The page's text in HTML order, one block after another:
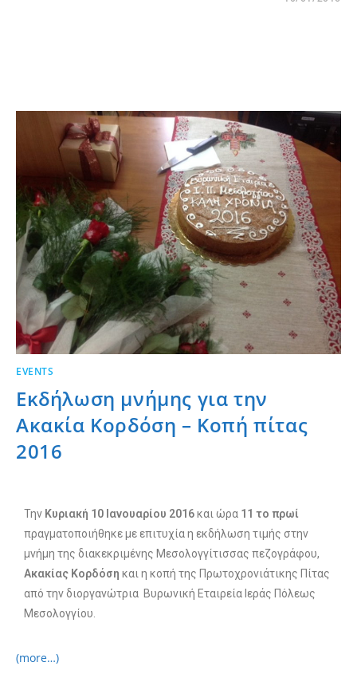
EVENTS
Εκδήλωση μνήμης για την
Ακακία Κορδόση – Κοπή πίτας
2016
Την Κυριακή 10 Ιανουαρίου 2016και ώρα 11 το πρωί
πραγματοποιήθηκε με επιτυχία η εκδήλωση τιμής στην
μνήμη της διακεκριμένης Μεσολογγίτισσας πεζογράφου,
Ακακίας Κορδόση και η κοπή της Πρωτοχρονιάτικης Πίτας
από την διοργανώτρια Βυρωνική Εταιρεία Ιεράς Πόλεως
Μεσολογγίου.
(more…)